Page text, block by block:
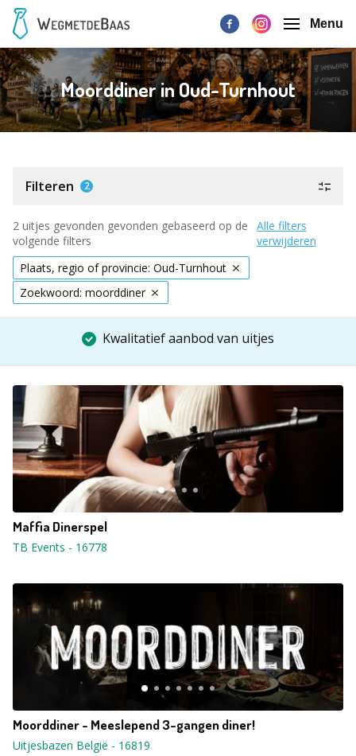
Menu
Moorddiner in Oud-Turnhout
Filteren 2
2 uitjes gevonden gevonden gebaseerd op de
volgende filters
Alle filters
verwijderen
Plaats, regio of provincie: Oud-Turnhout
Zoekwoord: moorddiner
Kwalitatief aanbod van uitjes
Maffia Dinerspel
TB Events - 16778
Moorddiner - Meeslepend 3-gangen diner!
Uitjesbazen België - 16819